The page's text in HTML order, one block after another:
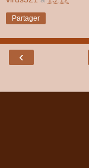
Partager
‹